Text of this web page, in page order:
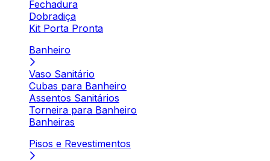
Fechadura
Dobradiça
Kit Porta Pronta
Banheiro
Vaso Sanitário
Cubas para Banheiro
Assentos Sanitários
Torneira para Banheiro
Banheiras
Pisos e Revestimentos